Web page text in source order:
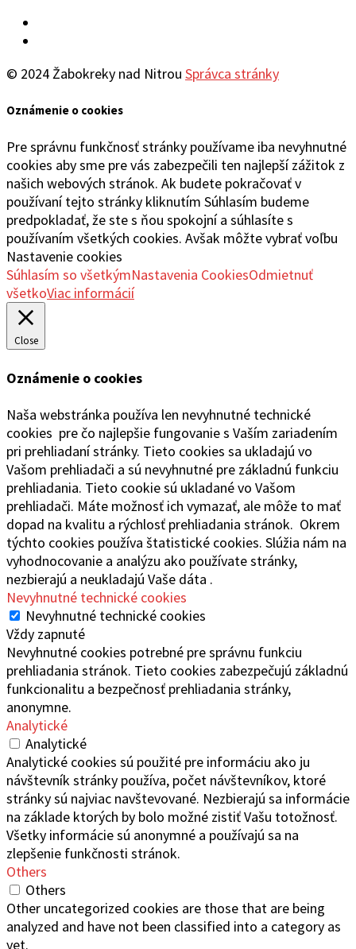
© 2024 Žabokreky nad Nitrou Správca stránky
Oznámenie o cookies
Pre správnu funkčnosť stránky používame iba nevyhnutné
cookies aby sme pre vás zabezpečili ten najlepší zážitok z
našich webových stránok. Ak budete pokračovať v
používaní tejto stránky kliknutím Súhlasím budeme
predpokladať, že ste s ňou spokojní a súhlasíte s
používaním všetkých cookies. Avšak môžte vybrať voľbu
Nastavenie cookies
Súhlasím so všetkýmNastavenia CookiesOdmietnuť
všetkoViac informácií
Close
Oznámenie o cookies
Naša webstránka používa len nevyhnutné technické
cookies pre čo najlepšie fungovanie s Vaším zariadením
pri prehliadaní stránky. Tieto cookies sa ukladajú vo
Vašom prehliadači a sú nevyhnutné pre základnú funkciu
prehliadania. Tieto cookie sú ukladané vo Vašom
prehliadači. Máte možnosť ich vymazať, ale môže to mať
dopad na kvalitu a rýchlosť prehliadania stránok. Okrem
týchto cookies používa štatistické cookies. Slúžia nám na
vyhodnocovanie a analýzu ako používate stránky,
nezbierajú a neukladajú Vaše dáta .
Nevyhnutné technické cookies
Nevyhnutné technické cookies
Vždy zapnuté
Nevyhnutné cookies potrebné pre správnu funkciu
prehliadania stránok. Tieto cookies zabezpečujú základnú
funkcionalitu a bezpečnosť prehliadania stránky,
anonymne.
Analytické
Analytické
Analytické cookies sú použité pre informáciu ako ju
návštevník stránky používa, počet návštevníkov, ktoré
stránky sú najviac navštevované. Nezbierajú sa informácie
na základe ktorých by bolo možné zistiť Vašu totožnosť.
Všetky informácie sú anonymné a používajú sa na
zlepšenie funkčnosti stránok.
Others
Others
Other uncategorized cookies are those that are being
analyzed and have not been classified into a category as
yet.